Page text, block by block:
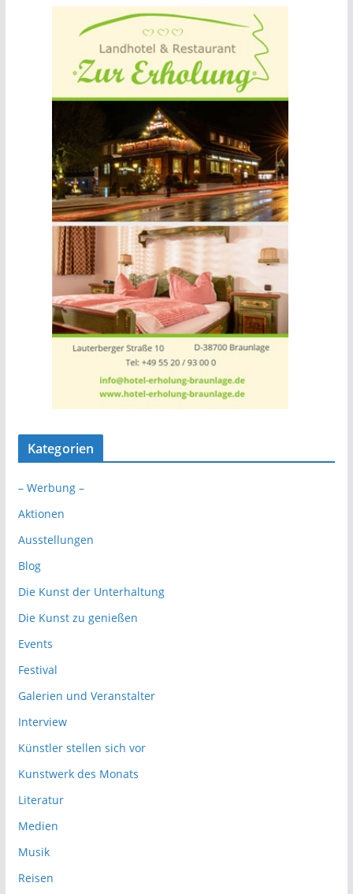
Kategorien
– Werbung –
Aktionen
Ausstellungen
Blog
Die Kunst der Unterhaltung
Die Kunst zu genießen
Events
Festival
Galerien und Veranstalter
Interview
Künstler stellen sich vor
Kunstwerk des Monats
Literatur
Medien
Musik
Reisen